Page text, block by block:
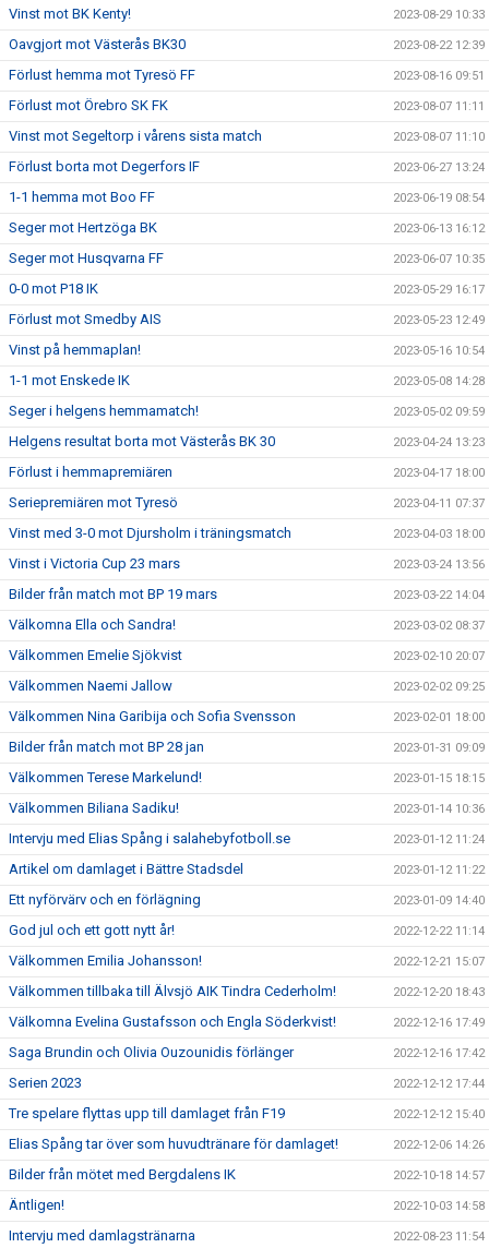
Vinst mot BK Kenty! 2023-08-29 10:33
Oavgjort mot Västerås BK30 2023-08-22 12:39
Förlust hemma mot Tyresö FF 2023-08-16 09:51
Förlust mot Örebro SK FK 2023-08-07 11:11
Vinst mot Segeltorp i vårens sista match 2023-08-07 11:10
Förlust borta mot Degerfors IF 2023-06-27 13:24
1-1 hemma mot Boo FF 2023-06-19 08:54
Seger mot Hertzöga BK 2023-06-13 16:12
Seger mot Husqvarna FF 2023-06-07 10:35
0-0 mot P18 IK 2023-05-29 16:17
Förlust mot Smedby AIS 2023-05-23 12:49
Vinst på hemmaplan! 2023-05-16 10:54
1-1 mot Enskede IK 2023-05-08 14:28
Seger i helgens hemmamatch! 2023-05-02 09:59
Helgens resultat borta mot Västerås BK 30 2023-04-24 13:23
Förlust i hemmapremiären 2023-04-17 18:00
Seriepremiären mot Tyresö 2023-04-11 07:37
Vinst med 3-0 mot Djursholm i träningsmatch 2023-04-03 18:00
Vinst i Victoria Cup 23 mars 2023-03-24 13:56
Bilder från match mot BP 19 mars 2023-03-22 14:04
Välkomna Ella och Sandra! 2023-03-02 08:37
Välkommen Emelie Sjökvist 2023-02-10 20:07
Välkommen Naemi Jallow 2023-02-02 09:25
Välkommen Nina Garibija och Sofia Svensson 2023-02-01 18:00
Bilder från match mot BP 28 jan 2023-01-31 09:09
Välkommen Terese Markelund! 2023-01-15 18:15
Välkommen Biliana Sadiku! 2023-01-14 10:36
Intervju med Elias Spång i salahebyfotboll.se 2023-01-12 11:24
Artikel om damlaget i Bättre Stadsdel 2023-01-12 11:22
Ett nyförvärv och en förlägning 2023-01-09 14:40
God jul och ett gott nytt år! 2022-12-22 11:14
Välkommen Emilia Johansson! 2022-12-21 15:07
Välkommen tillbaka till Älvsjö AIK Tindra Cederholm! 2022-12-20 18:43
Välkomna Evelina Gustafsson och Engla Söderkvist! 2022-12-16 17:49
Saga Brundin och Olivia Ouzounidis förlänger 2022-12-16 17:42
Serien 2023 2022-12-12 17:44
Tre spelare flyttas upp till damlaget från F19 2022-12-12 15:40
Elias Spång tar över som huvudtränare för damlaget! 2022-12-06 14:26
Bilder från mötet med Bergdalens IK 2022-10-18 14:57
Äntligen! 2022-10-03 14:58
Intervju med damlagstränarna 2022-08-23 11:54